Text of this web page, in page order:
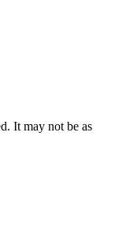
It may not be as